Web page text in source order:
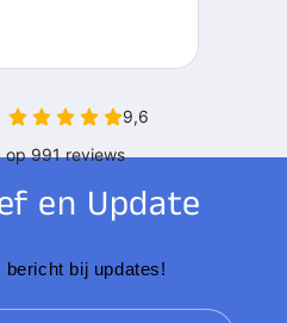
en Update
bij updates!